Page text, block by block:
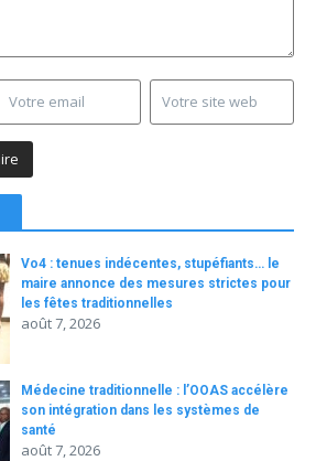
Vo4 : tenues indécentes, stupéfiants… le
maire annonce des mesures strictes pour
les fêtes traditionnelles
août 7, 2026
Médecine traditionnelle : l’OOAS accélère
son intégration dans les systèmes de
santé
août 7, 2026